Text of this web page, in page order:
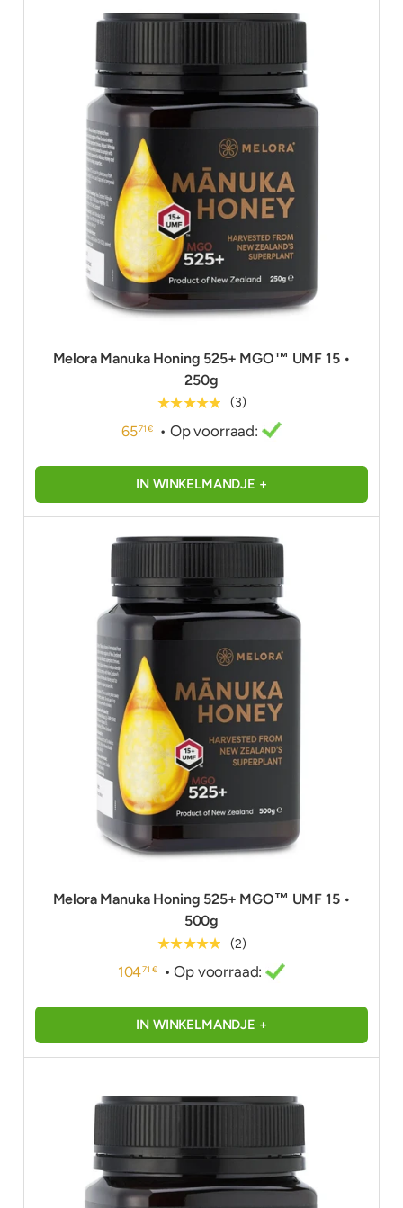
Melora Manuka Honing 525+ MGO™ UMF 15 •
250g
★★★★★ (3)
6571 € • Op voorraad:
IN WINKELMANDJE +
Melora Manuka Honing 525+ MGO™ UMF 15 •
500g
★★★★★ (2)
10471 € • Op voorraad:
IN WINKELMANDJE +